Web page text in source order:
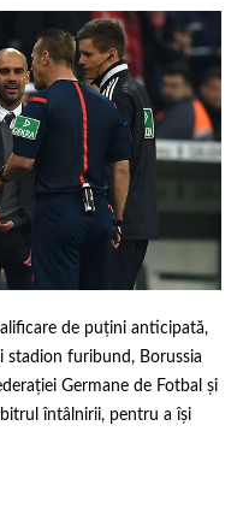
de puțini anticipată,
stadion furibund, Borussia
Germane de Fotbal și
întâlnirii, pentru a își